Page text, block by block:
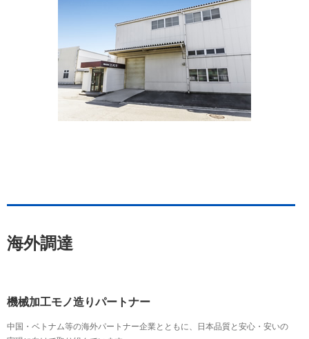
海外調達
機械加工モノ造りパートナー
中国・ベトナム等の海外パートナー企業とともに、日本品質と安心・安いの